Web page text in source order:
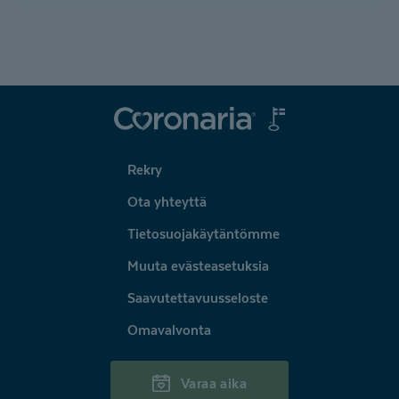
Coronaria
Rekry
Ota yhteyttä
Tietosuojakäytäntömme
Muuta evästeasetuksia
Saavutettavuusseloste
Omavalvonta
Varaa aika